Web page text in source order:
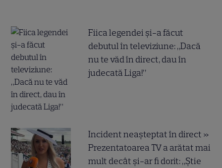
Fiica legendei și-a făcut
debutul în televiziune: „Dacă
nu te văd în direct, dau în
judecată Liga!”
Incident neașteptat în direct »
Prezentatoarea TV a arătat mai
mult decât și-ar fi dorit: „Știe